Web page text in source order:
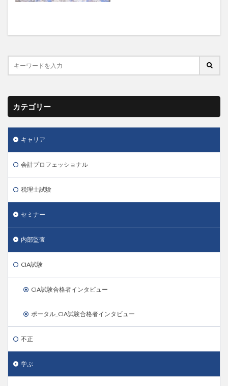
カテゴリー
キャリア
会計プロフェッショナル
税理士試験
セミナー
内部監査
CIA試験
CIA試験合格者インタビュー
ポータル_CIA試験合格者インタビュー
不正
学ぶ